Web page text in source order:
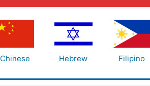
Chinese Hebrew Filipino